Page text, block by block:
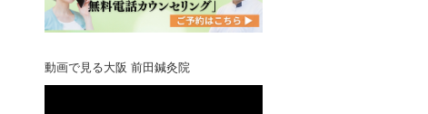
動画で見る大阪 前田鍼灸院